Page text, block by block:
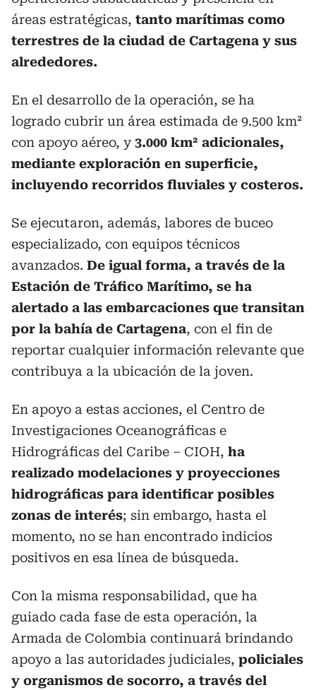
áreas estratégicas, tanto marítimas como
terrestres de la ciudad de Cartagena y sus
alrededores.
En el desarrollo de la operación, se ha
logrado cubrir un área estimada de 9.500 km²
con apoyo aéreo, y3.000 km² adicionales,
mediante exploración en superficie,
incluyendo recorridos fluviales y costeros.
Se ejecutaron, además, labores de buceo
especializado, con equipos técnicos
avanzados. De igual forma, a través de la
Estación de Tráfico Marítimo, se ha
alertado a las embarcaciones que transitan
por la bahía de Cartagena, con el fin de
reportar cualquier información relevante que
contribuya a la ubicación de la joven.
En apoyo a estas acciones, el Centro de
Investigaciones Oceanográficas e
Hidrográficas del Caribe – CIOH, ha
realizado modelaciones y proyecciones
hidrográficas para identificar posibles
zonas de interés; sin embargo, hasta el
momento, no se han encontrado indicios
positivos en esa línea de búsqueda.
Con la misma responsabilidad, que ha
guiado cada fase de esta operación, la
Armada de Colombia continuará brindando
apoyo a las autoridades judiciales, policiales
y organismos de socorro, a través del